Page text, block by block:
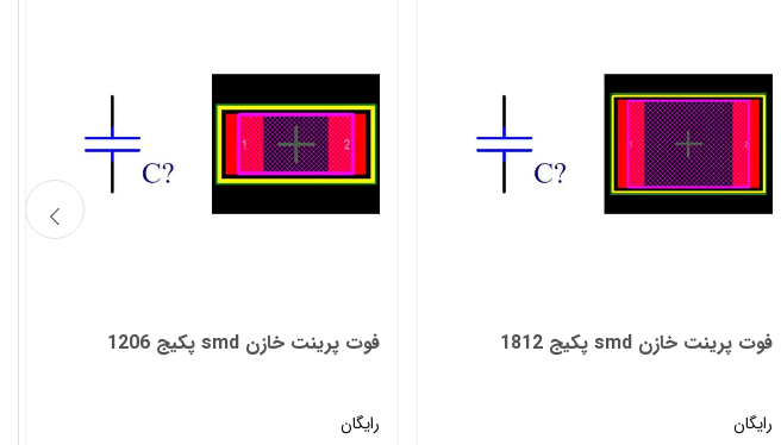
فوت پرینت خازن smd پکیج 1812
رایگان
فوت پرینت خازن smd پکیج 1206
رایگان